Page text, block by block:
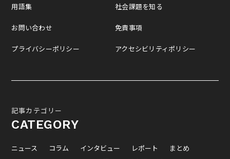
用語集
お問い合わせ
プライバシーポリシー
社会課題を知る
免責事項
アクセシビリティポリシー
記事カテゴリー
CATEGORY
ニュース コラム インタビュー レポート
まとめ